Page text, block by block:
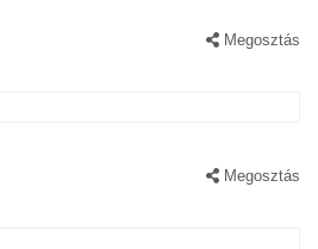
Megosztás
Megosztás